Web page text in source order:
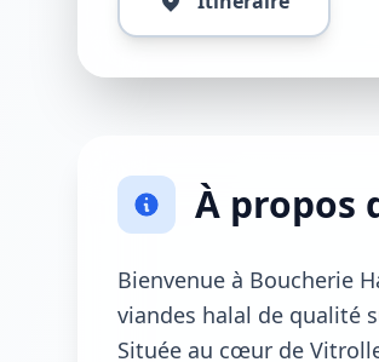
À propos
Bienvenue à Boucherie
viandes halal de qualité
Située au cœur de